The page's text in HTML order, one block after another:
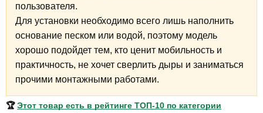
пользователя.
Для установки необходимо всего лишь наполнить
основание песком или водой, поэтому модель
хорошо подойдет тем, кто ценит мобильность и
практичность, не хочет сверлить дыры и заниматься
прочими монтажными работами.
🏆Этот товар есть в рейтинге ТОП-10 по категории